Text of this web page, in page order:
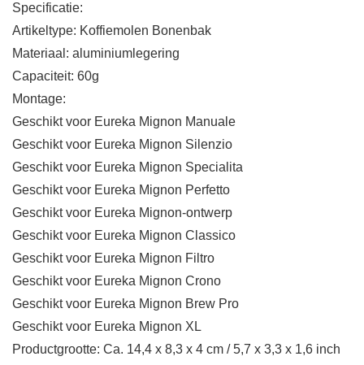
Specificatie:
Artikeltype: Koffiemolen Bonenbak
Materiaal: aluminiumlegering
Capaciteit: 60g
Montage:
Geschikt voor Eureka Mignon Manuale
Geschikt voor Eureka Mignon Silenzio
Geschikt voor Eureka Mignon Specialita
Geschikt voor Eureka Mignon Perfetto
Geschikt voor Eureka Mignon-ontwerp
Geschikt voor Eureka Mignon Classico
Geschikt voor Eureka Mignon Filtro
Geschikt voor Eureka Mignon Crono
Geschikt voor Eureka Mignon Brew Pro
Geschikt voor Eureka Mignon XL
Productgrootte: Ca. 14,4 x 8,3 x 4 cm / 5,7 x 3,3 x 1,6 inch